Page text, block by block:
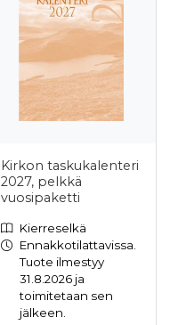
Kirkon taskukalenteri
2027, pelkkä
vuosipaketti
Kierreselkä
Ennakkotilattavissa.
Tuote ilmestyy
31.8.2026 ja
toimitetaan sen
jälkeen.